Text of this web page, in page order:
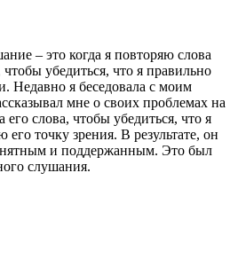
– это когда я повторяю слова
убедиться, что я правильно
Недавно я беседовала с моим
мне о своих проблемах на
его слова, чтобы убедиться, что я
точку зрения. В результате, он
и поддержанным. Это был
слушания.